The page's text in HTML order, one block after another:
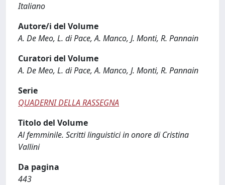
Italiano
Autore/i del Volume
A. De Meo, L. di Pace, A. Manco, J. Monti, R. Pannain
Curatori del Volume
A. De Meo, L. di Pace, A. Manco, J. Monti, R. Pannain
Serie
QUADERNI DELLA RASSEGNA
Titolo del Volume
Al femminile. Scritti linguistici in onore di Cristina
Vallini
Da pagina
443